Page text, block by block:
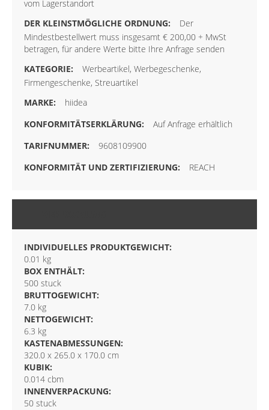
vom Lagerstandort
Der
Mindestbestellwert muss insgesamt € 200,00 + MwSt
betragen, für andere Werte bitte Ihre Anfrage senden
Werbeartikel, Werbegeschenke,
Firmengeschenke, Streuartikel
hiidea
Auf Anfrage erhältlich
9608109900
REACH
INDIVIDUELLES PRODUKTGEWICHT:
0.01 kg
BOX ENTHÄLT:
500 stuck
BRUTTOGEWICHT:
7.0 kg
NETTOGEWICHT:
6.3 kg
KASTENABMESSUNGEN:
320.0 x 265.0 x 170.0 cm
KUBIK:
0.014 cbm
INNENVERPACKUNG:
50 stuck